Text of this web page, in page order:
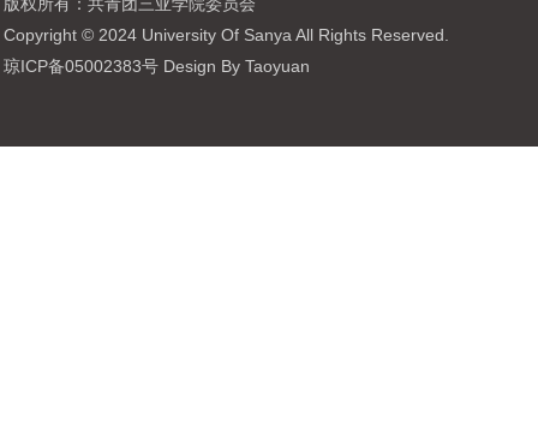
Copyright © 2024 University Of Sanya All Rights Reserved.
琼ICP备05002383号 Design By Taoyuan